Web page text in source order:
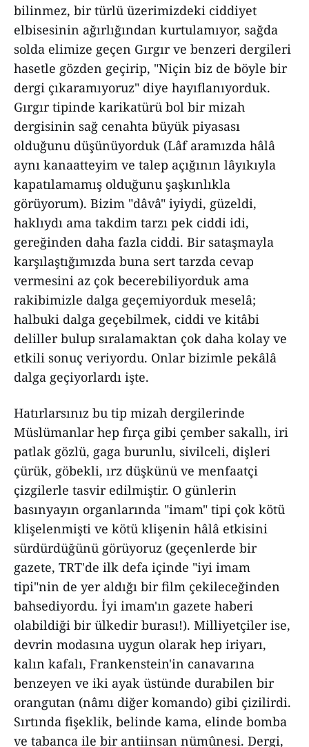
bilinmez, bir türlü üzerimizdeki ciddiyet
elbisesinin ağırlığından kurtulamıyor, sağda
solda elimize geçen Gırgır ve benzeri dergileri
hasetle gözden geçirip, "Niçin biz de böyle bir
dergi çıkaramıyoruz" diye hayıflanıyorduk.
Gırgır tipinde karikatürü bol bir mizah
dergisinin sağ cenahta büyük piyasası
olduğunu düşünüyorduk (Lâf aramızda hâlâ
aynı kanaatteyim ve talep açığının lâyıkıyla
kapatılamamış olduğunu şaşkınlıkla
görüyorum). Bizim "dâvâ" iyiydi, güzeldi,
haklıydı ama takdim tarzı pek ciddi idi,
gereğinden daha fazla ciddi. Bir sataşmayla
karşılaştığımızda buna sert tarzda cevap
vermesini az çok becerebiliyorduk ama
rakibimizle dalga geçemiyorduk meselâ;
halbuki dalga geçebilmek, ciddi ve kitâbi
deliller bulup sıralamaktan çok daha kolay ve
etkili sonuç veriyordu. Onlar bizimle pekâlâ
dalga geçiyorlardı işte.
Hatırlarsınız bu tip mizah dergilerinde
Müslümanlar hep fırça gibi çember sakallı, iri
patlak gözlü, gaga burunlu, sivilceli, dişleri
çürük, göbekli, ırz düşkünü ve menfaatçi
çizgilerle tasvir edilmiştir. O günlerin
basınyayın organlarında "imam" tipi çok kötü
klişelenmişti ve kötü klişenin hâlâ etkisini
sürdürdüğünü görüyoruz (geçenlerde bir
gazete, TRT'de ilk defa içinde "iyi imam
tipi"nin de yer aldığı bir film çekileceğinden
bahsediyordu. İyi imam'ın gazete haberi
olabildiği bir ülkedir burası!). Milliyetçiler ise,
devrin modasına uygun olarak hep iriyarı,
kalın kafalı, Frankenstein'in canavarına
benzeyen ve iki ayak üstünde durabilen bir
orangutan (nâmı diğer komando) gibi çizilirdi.
Sırtında fişeklik, belinde kama, elinde bomba
ve tabanca ile bir antiinsan nümûnesi. Dergi,